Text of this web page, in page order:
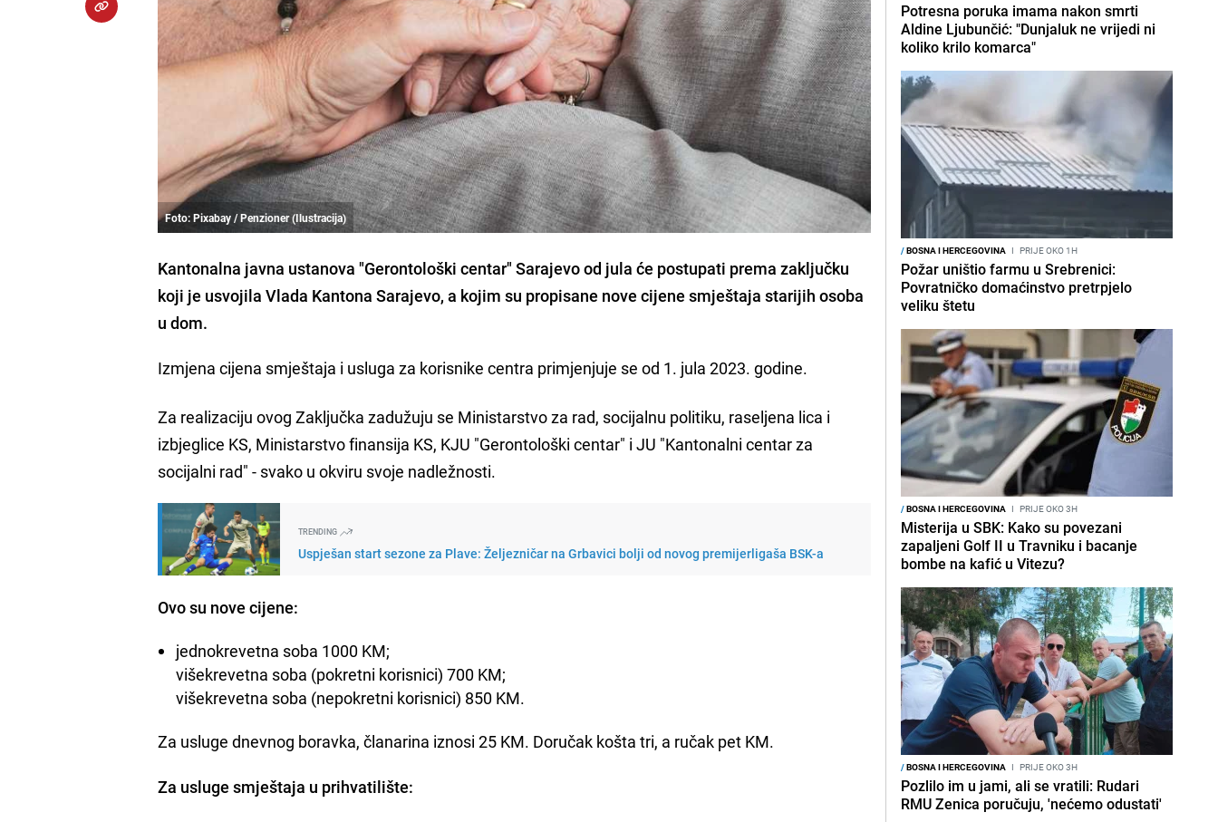
Foto: Pixabay / Penzioner (Ilustracija)
Kantonalna javna ustanova "Gerontološki centar" Sarajevo od jula će postupati prema zaključku
koji je usvojila Vlada Kantona Sarajevo, a kojim su propisane nove cijene smještaja starijih osoba
u dom.
Izmjena cijena smještaja i usluga za korisnike centra primjenjuje se od 1. jula 2023. godine.
Za realizaciju ovog Zaključka zadužuju se Ministarstvo za rad, socijalnu politiku, raseljena lica i
izbjeglice KS, Ministarstvo finansija KS, KJU "Gerontološki centar" i JU "Kantonalni centar za
socijalni rad" - svako u okviru svoje nadležnosti.
TRENDING
Uspješan start sezone za Plave: Željezničar na Grbavici bolji od novog premijerligaša BSK-a
Ovo su nove cijene:
jednokrevetna soba 1000 KM;
višekrevetna soba (pokretni korisnici) 700 KM;
višekrevetna soba (nepokretni korisnici) 850 KM.
Za usluge dnevnog boravka, članarina iznosi 25 KM. Doručak košta tri, a ručak pet KM.
Za usluge smještaja u prihvatilište:
Potresna poruka imama nakon smrti
Aldine Ljubunčić: "Dunjaluk ne vrijedi ni
koliko krilo komarca"
/BOSNA I HERCEGOVINA I PRIJE OKO 1H
Požar uništio farmu u Srebrenici:
Povratničko domaćinstvo pretrpjelo
veliku štetu
/BOSNA I HERCEGOVINA I PRIJE OKO 3H
Misterija u SBK: Kako su povezani
zapaljeni Golf II u Travniku i bacanje
bombe na kafić u Vitezu?
/BOSNA I HERCEGOVINA I PRIJE OKO 3H
Pozlilo im u jami, ali se vratili: Rudari
RMU Zenica poručuju, 'nećemo odustati'